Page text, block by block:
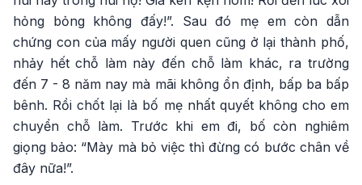
hỏng bỏng không đấy!”. Sau đó mẹ em còn dẫn
chứng con của mấy người quen cũng ở lại thành phố,
nhảy hết chỗ làm này đến chỗ làm khác, ra trường
đến 7 - 8 năm nay mà mãi không ổn định, bấp ba bấp
bênh. Rồi chốt lại là bố mẹ nhất quyết không cho em
chuyển chỗ làm. Trước khi em đi, bố còn nghiêm
giọng bảo: “Mày mà bỏ việc thì đừng có bước chân về
đây nữa!”.